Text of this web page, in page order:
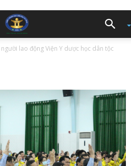
lao động Viện Y dược học dân tộc